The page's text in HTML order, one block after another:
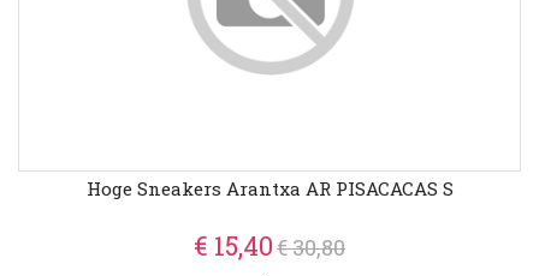
Hoge Sneakers Arantxa AR PISACACAS S
€ 15,40€ 30,80